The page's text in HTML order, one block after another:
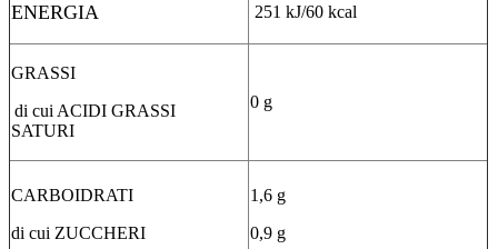
ENERGIA 251 kJ/60 kcal
GRASSI
di cui ACIDI GRASSI
SATURI
0 g
CARBOIDRATI
di cui ZUCCHERI
1,6 g
0,9 g